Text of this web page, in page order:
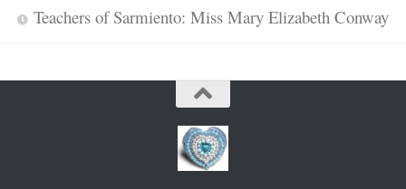
Teachers of Sarmiento: Miss Mary Elizabeth Conway